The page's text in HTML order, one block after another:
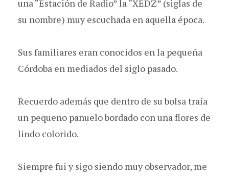
una “Estación de Radio” la “XEDZ” (siglas de
su nombre) muy escuchada en aquella época.
Sus familiares eran conocidos en la pequeña
Córdoba en mediados del siglo pasado.
Recuerdo además que dentro de su bolsa traía
un pequeño pañuelo bordado con una flores de
lindo colorido.
Siempre fui y sigo siendo muy observador, me